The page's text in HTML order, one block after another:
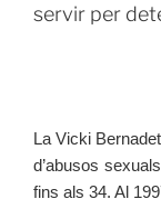
servir per
La Vicki
d’abusos
fins als 34. Al